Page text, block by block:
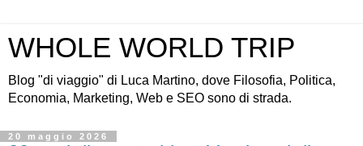
WHOLE WORLD TRIP
Blog "di viaggio" di Luca Martino, dove Filosofia, Politica,
Economia, Marketing, Web e SEO sono di strada.
20 maggio 2026